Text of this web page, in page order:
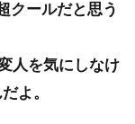
クールだと思う
人を気にしなけ
よ。